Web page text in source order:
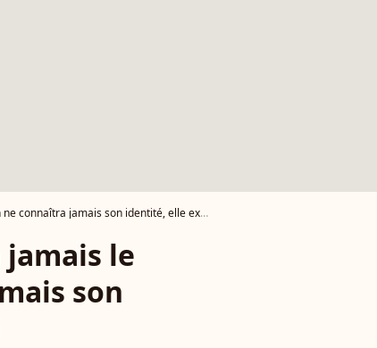
jamais son identité, elle explique pourquoi
le
son